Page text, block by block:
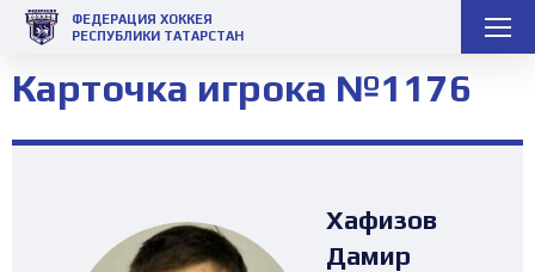
ФЕДЕРАЦИЯ ХОККЕЯ
РЕСПУБЛИКИ ТАТАРСТАН
Карточка игрока №1176
Хафизов
Дамир